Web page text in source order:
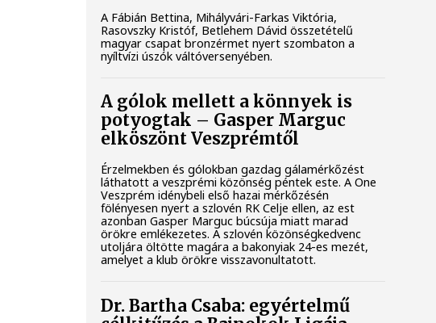
A Fábián Bettina, Mihályvári-Farkas Viktória,
Rasovszky Kristóf, Betlehem Dávid összetételű
magyar csapat bronzérmet nyert szombaton a
nyíltvízi úszók váltóversenyében.
A gólok mellett a könnyek is
potyogtak – Gasper Marguc
elköszönt Veszprémtől
Érzelmekben és gólokban gazdag gálamérkőzést
láthatott a veszprémi közönség péntek este. A One
Veszprém idénybeli első hazai mérkőzésén
fölényesen nyert a szlovén RK Celje ellen, az est
azonban Gasper Marguc búcsúja miatt marad
örökre emlékezetes. A szlovén közönségkedvenc
utoljára öltötte magára a bakonyiak 24-es mezét,
amelyet a klub örökre visszavonultatott.
Dr. Bartha Csaba: egyértelmű